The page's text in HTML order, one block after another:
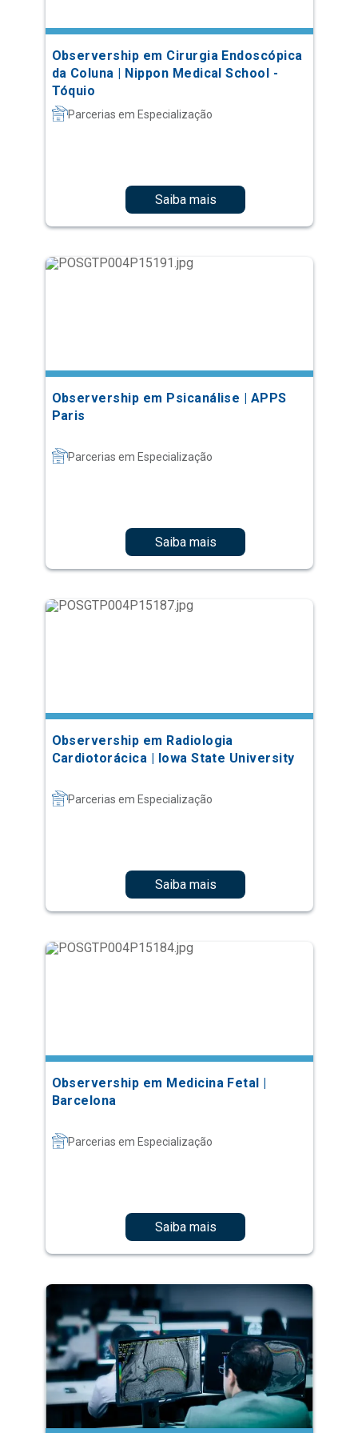
Observership em Cirurgia Endoscópica
da Coluna | Nippon Medical School -
Tóquio
Parcerias em Especialização
Saiba mais
Observership em Psicanálise | APPS
Paris
Parcerias em Especialização
Saiba mais
Observership em Radiologia
Cardiotorácica | Iowa State University
Parcerias em Especialização
Saiba mais
Observership em Medicina Fetal |
Barcelona
Parcerias em Especialização
Saiba mais